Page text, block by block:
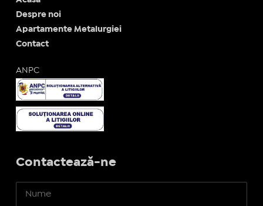
Despre noi
Apartamente Metalurgiei
Contact
ANPC
Contactează-ne